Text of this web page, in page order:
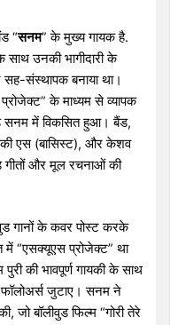
“सनम” के मुख्य गायक है.
उनकी भागीदारी के
सह-संस्थापक बनाया था।
के माध्यम से व्यापक
सनम में विकसित हुआ। बैंड,
एस (बासिस्ट), और केशव
गीतों और मूल रचनाओं की
गानों के कवर पोस्ट करके
में “एसक्यूएस प्रोजेक्ट” था
की भावपूर्ण गायकी के साथ
जुटाए। सनम ने
जो बॉलीवुड फिल्म “गोरी तेरे